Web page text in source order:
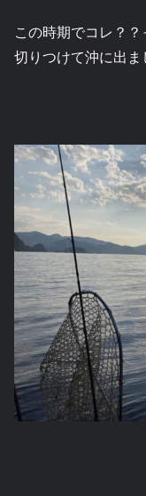
この時期でコレ？
切りつけて沖に出ま